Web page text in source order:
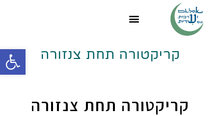
קריקטורה תחת צנזורה
קריקטורה תחת צנזורה